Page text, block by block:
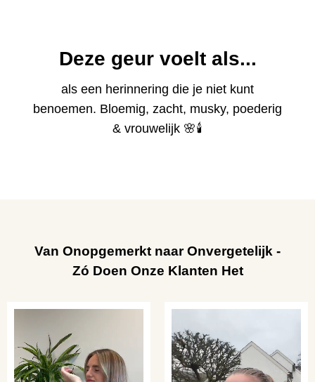
Deze geur voelt als...
als een herinnering die je niet kunt
benoemen. Bloemig, zacht, musky, poederig
& vrouwelijk 🌸🕯️
Van Onopgemerkt naar Onvergetelijk -
Zó Doen Onze Klanten Het